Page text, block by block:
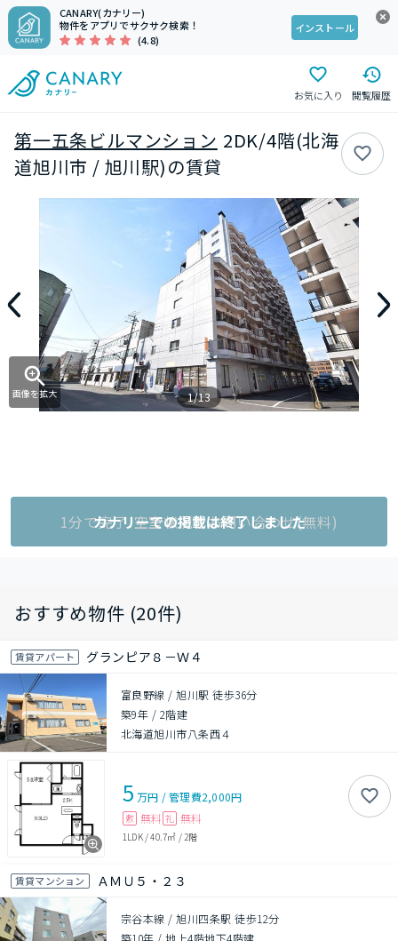
CANARY(カナリー)
物件をアプリでサクサク検索！
(4.8)
インストール
お気に入り 閲覧履歴
第一五条ビルマンション 2DK/4階(北海
道旭川市 / 旭川駅)の賃貸
画像を拡大 1/13
1分で完了!空室状況をお問い合わせ(無料)
カナリーでの掲載は終了しました
おすすめ物件 (20件)
賃貸アパート グランピア８－Ｗ４
富良野線 / 旭川駅 徒歩36分
築9年 / 2階建
北海道旭川市八条西４
5 万円 /管理費2,000円
敷 無料 礼 無料
1LDK/40.7㎡ / 2階
賃貸マンション ＡＭＵ５・２３
宗谷本線 / 旭川四条駅 徒歩12分
築10年 /地上4階地下4階建